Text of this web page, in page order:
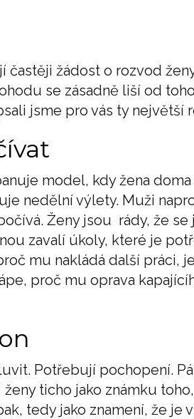
žádost o rozvod
se zásadně liší od
jsme pro vás ty největší
model, kdy žena
nedělní výlety. Muži
Ženy jsou rády, že
zavalí úkoly, které je
mu nakládá další práci,
proč mu oprava
Potřebují pochopení.
ticho jako známku
tedy jako znamení, že je